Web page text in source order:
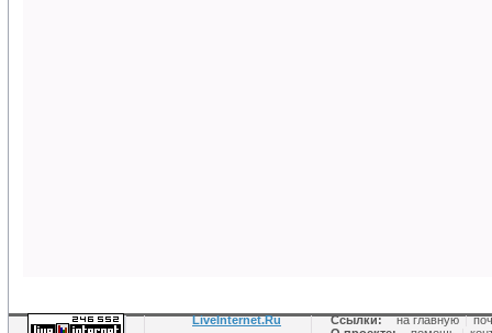
LiveInternet.Ru Ссылки: на главную |